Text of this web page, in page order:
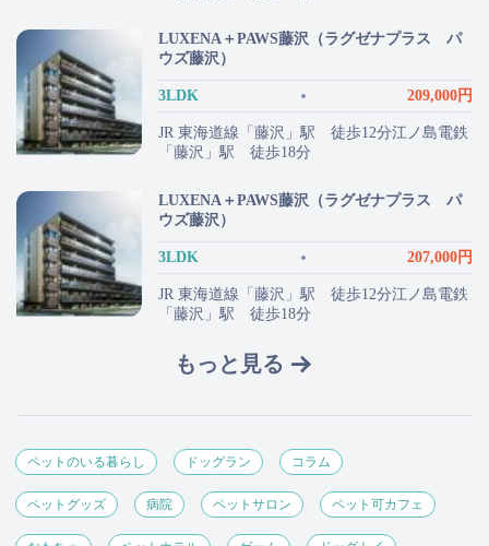
LUXENA＋PAWS藤沢（ラグゼナプラス パ
ウズ藤沢）
3LDK 209,000円
JR 東海道線「藤沢」駅 徒歩12分江ノ島電鉄
「藤沢」駅 徒歩18分
LUXENA＋PAWS藤沢（ラグゼナプラス パ
ウズ藤沢）
3LDK 207,000円
JR 東海道線「藤沢」駅 徒歩12分江ノ島電鉄
「藤沢」駅 徒歩18分
もっと見る
ペットのいる暮らし ドッグラン コラム
ペットグッズ 病院 ペットサロン ペット可カフェ